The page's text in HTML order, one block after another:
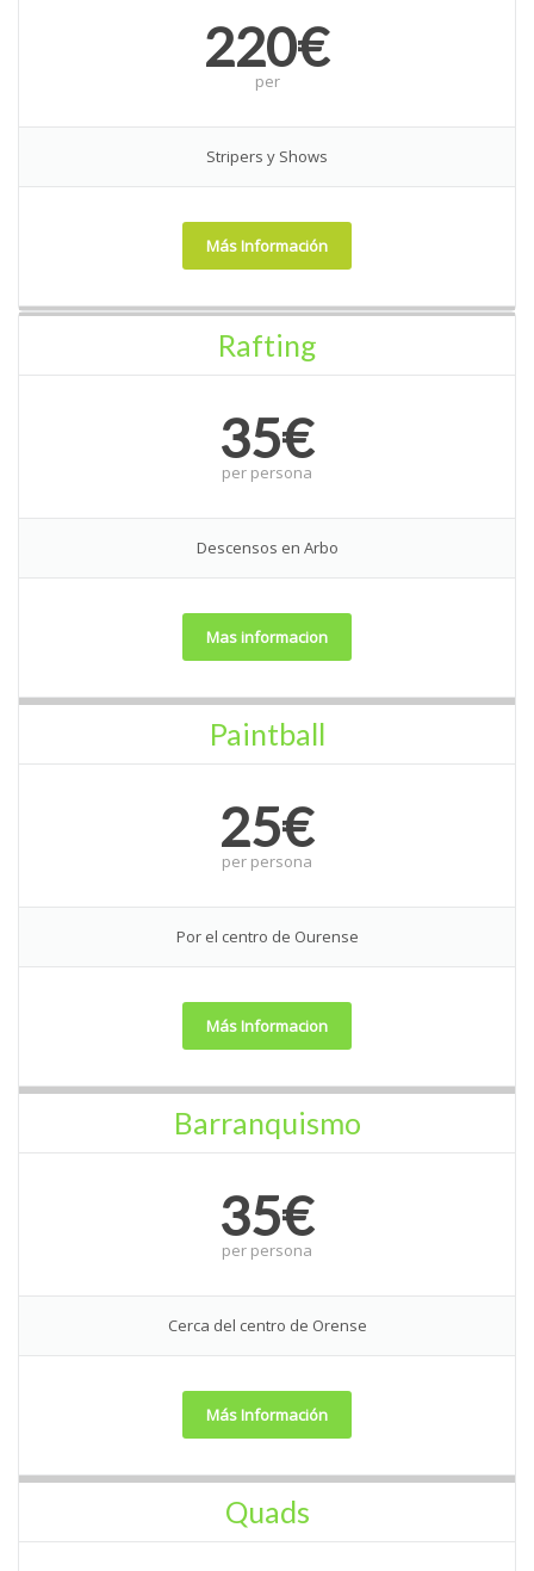
220€
per
Stripers y Shows
Más Información
Rafting
35€
per persona
Descensos en Arbo
Mas informacion
Paintball
25€
per persona
Por el centro de Ourense
Más Informacion
Barranquismo
35€
per persona
Cerca del centro de Orense
Más Información
Quads